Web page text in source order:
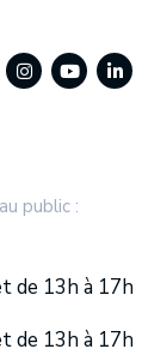
public :
de 13h à 17h
de 13h à 17h